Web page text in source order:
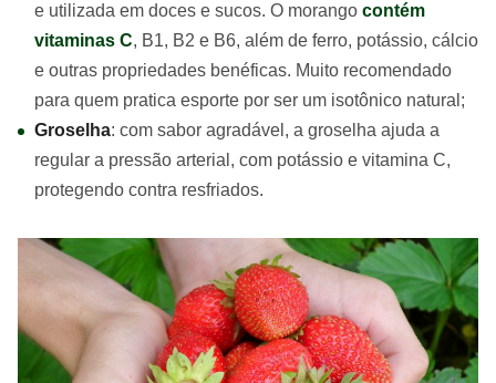
e utilizada em doces e sucos. O morango contém
vitaminas C, B1, B2 e B6, além de ferro, potássio, cálcio
e outras propriedades benéficas. Muito recomendado
para quem pratica esporte por ser um isotônico natural;
Groselha: com sabor agradável, a groselha ajuda a
regular a pressão arterial, com potássio e vitamina C,
protegendo contra resfriados.